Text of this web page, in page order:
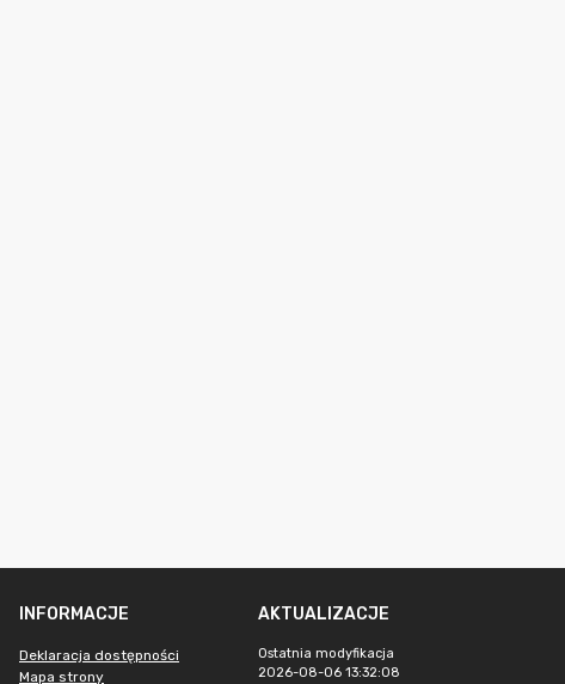
INFORMACJE
Deklaracja dostępności
Mapa strony
AKTUALIZACJE
Ostatnia modyfikacja
2026-08-06 13:32:08